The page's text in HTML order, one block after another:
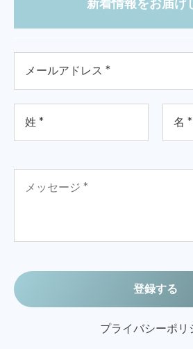
新着情報をお届け
プライバシーポリ